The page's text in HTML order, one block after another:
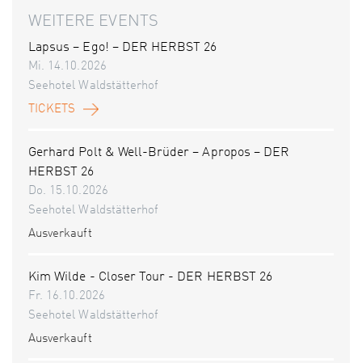
WEITERE EVENTS
Lapsus – Ego! – DER HERBST 26
Mi. 14.10.2026
Seehotel Waldstätterhof
TICKETS
Gerhard Polt & Well-Brüder – Apropos – DER
HERBST 26
Do. 15.10.2026
Seehotel Waldstätterhof
Ausverkauft
Kim Wilde - Closer Tour - DER HERBST 26
Fr. 16.10.2026
Seehotel Waldstätterhof
Ausverkauft